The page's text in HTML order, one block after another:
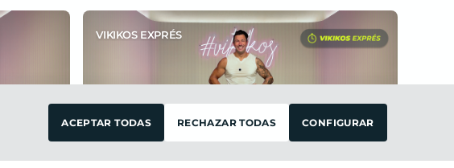
VIKIKOS EXPRÉS
Intermedio
20 ·Hombro & Pierna Exprés
JAVI
ACEPTAR TODAS RECHAZAR TODAS CONFIGURAR